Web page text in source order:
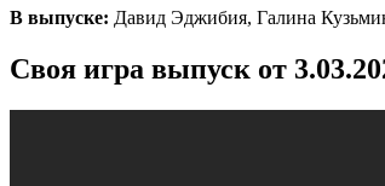
В выпуске: Давид Эджибия, Галина
Своя игра выпуск от